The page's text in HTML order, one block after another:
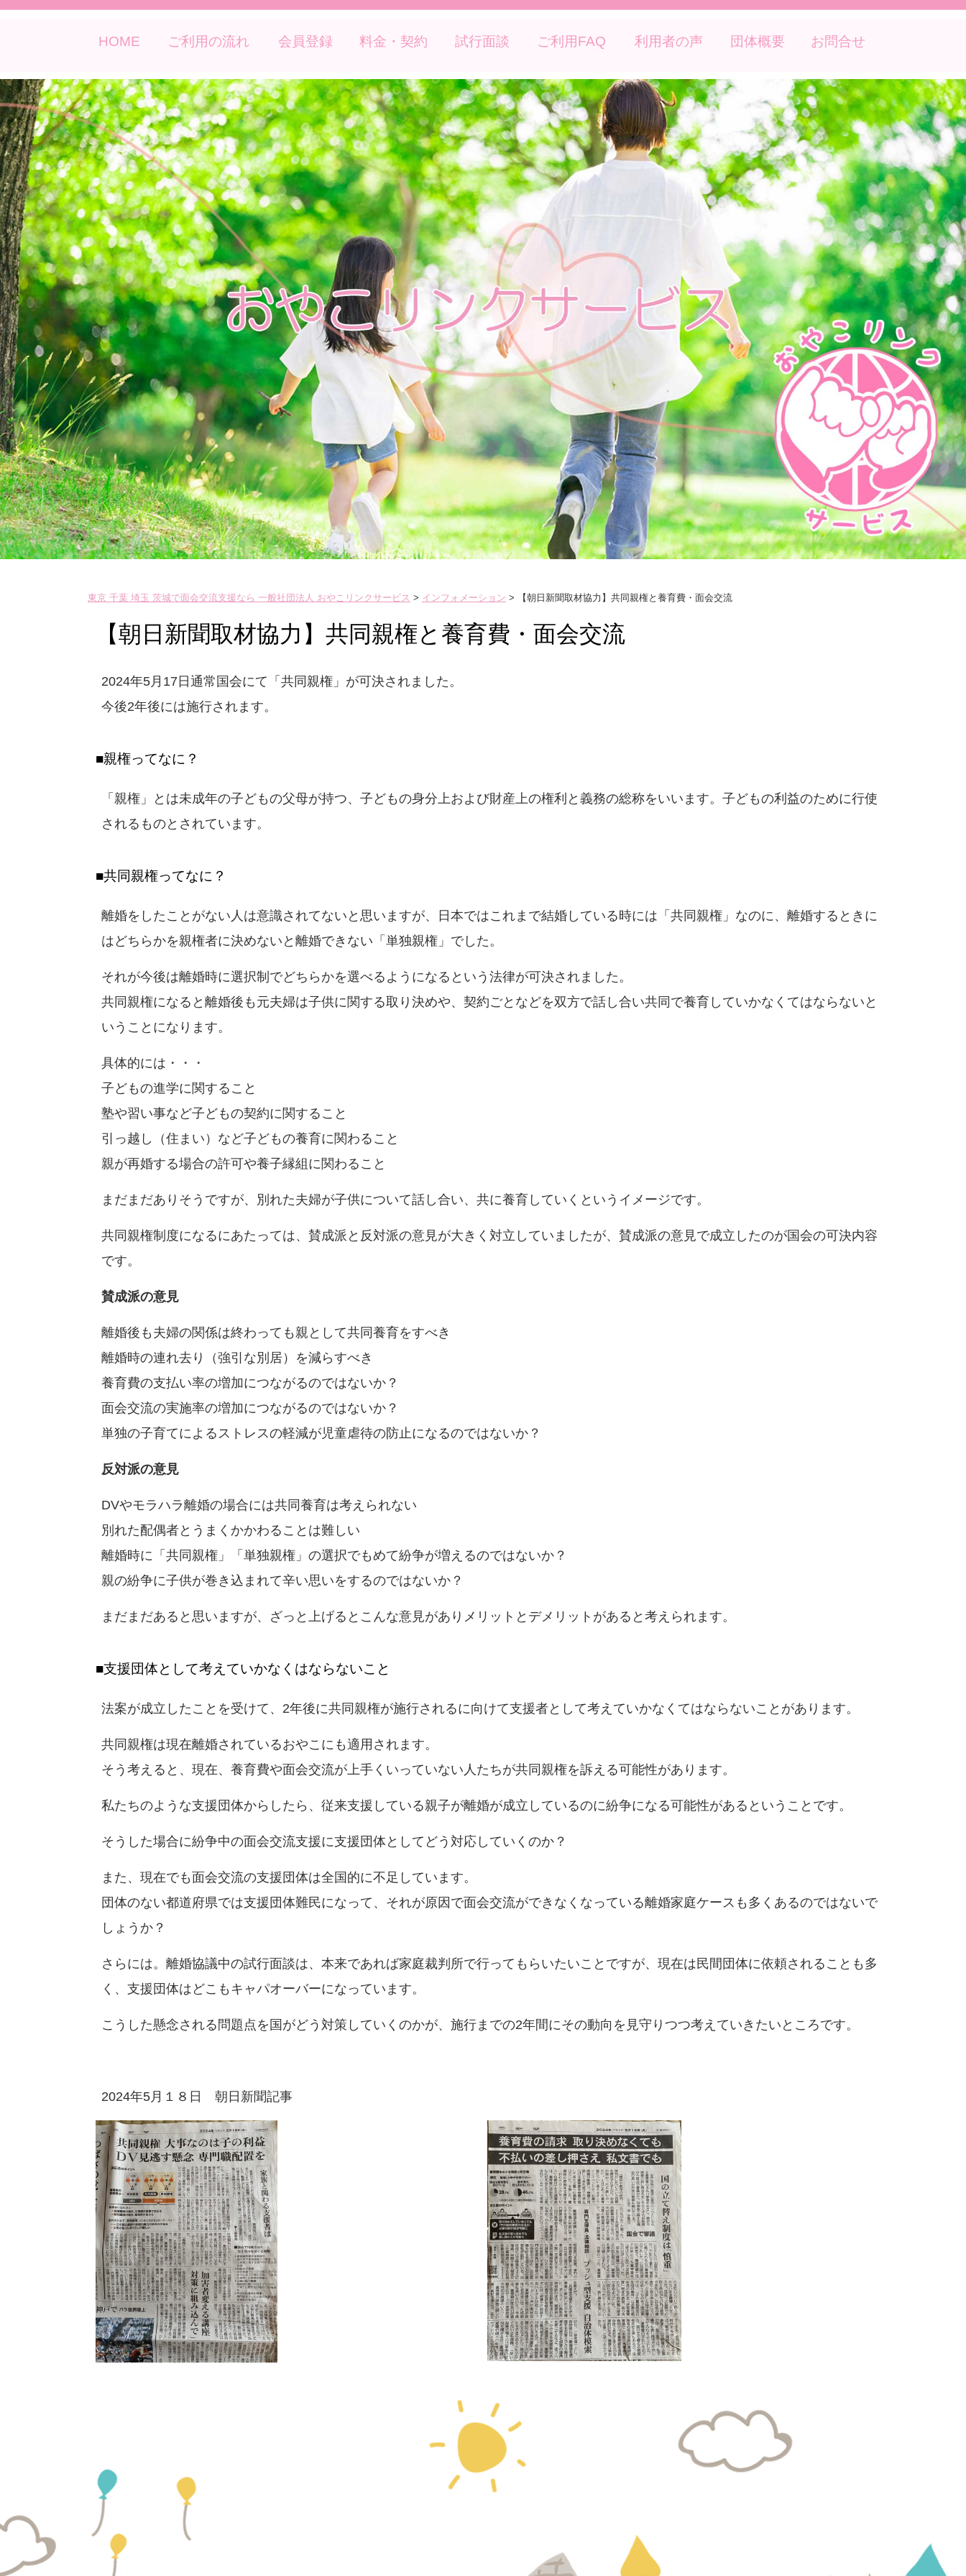
HOME ご利用の流れ 会員登録 料金・契約 試行面談 ご利用FAQ 利用者の声 団体概要 お問合せ
東京 千葉 埼玉 茨城で面会交流支援なら 一般社団法人 おやこリンクサービス > インフォメーション > 【朝日新聞取材協力】共同親権と養育費・面会交流
【朝日新聞取材協力】共同親権と養育費・面会交流
2024年5月17日通常国会にて「共同親権」が可決されました。
今後2年後には施行されます。
■親権ってなに？
「親権」とは未成年の子どもの父母が持つ、子どもの身分上および財産上の権利と義務の総称をいいます。子どもの利益のために行使
されるものとされています。
■共同親権ってなに？
離婚をしたことがない人は意識されてないと思いますが、日本ではこれまで結婚している時には「共同親権」なのに、離婚するときに
はどちらかを親権者に決めないと離婚できない「単独親権」でした。
それが今後は離婚時に選択制でどちらかを選べるようになるという法律が可決されました。
共同親権になると離婚後も元夫婦は子供に関する取り決めや、契約ごとなどを双方で話し合い共同で養育していかなくてはならないと
いうことになります。
具体的には・・・
子どもの進学に関すること
塾や習い事など子どもの契約に関すること
引っ越し（住まい）など子どもの養育に関わること
親が再婚する場合の許可や養子縁組に関わること
まだまだありそうですが、別れた夫婦が子供について話し合い、共に養育していくというイメージです。
共同親権制度になるにあたっては、賛成派と反対派の意見が大きく対立していましたが、賛成派の意見で成立したのが国会の可決内容
です。
賛成派の意見
離婚後も夫婦の関係は終わっても親として共同養育をすべき
離婚時の連れ去り（強引な別居）を減らすべき
養育費の支払い率の増加につながるのではないか？
面会交流の実施率の増加につながるのではないか？
単独の子育てによるストレスの軽減が児童虐待の防止になるのではないか？
反対派の意見
DVやモラハラ離婚の場合には共同養育は考えられない
別れた配偶者とうまくかかわることは難しい
離婚時に「共同親権」「単独親権」の選択でもめて紛争が増えるのではないか？
親の紛争に子供が巻き込まれて辛い思いをするのではないか？
まだまだあると思いますが、ざっと上げるとこんな意見がありメリットとデメリットがあると考えられます。
■支援団体として考えていかなくはならないこと
法案が成立したことを受けて、2年後に共同親権が施行されるに向けて支援者として考えていかなくてはならないことがあります。
共同親権は現在離婚されているおやこにも適用されます。
そう考えると、現在、養育費や面会交流が上手くいっていない人たちが共同親権を訴える可能性があります。
私たちのような支援団体からしたら、従来支援している親子が離婚が成立しているのに紛争になる可能性があるということです。
そうした場合に紛争中の面会交流支援に支援団体としてどう対応していくのか？
また、現在でも面会交流の支援団体は全国的に不足しています。
団体のない都道府県では支援団体難民になって、それが原因で面会交流ができなくなっている離婚家庭ケースも多くあるのではないで
しょうか？
さらには。離婚協議中の試行面談は、本来であれば家庭裁判所で行ってもらいたいことですが、現在は民間団体に依頼されることも多
く、支援団体はどこもキャパオーバーになっています。
こうした懸念される問題点を国がどう対策していくのかが、施行までの2年間にその動向を見守りつつ考えていきたいところです。
2024年5月１８日 朝日新聞記事